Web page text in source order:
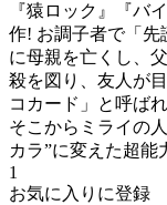
『猿ロック』『バ
作! お調子者で「先
に母親を亡くし、
殺を図り、友人が
コカード」と呼ば
そこからミライの
カラ”に変えた超
1
お気に入りに登録